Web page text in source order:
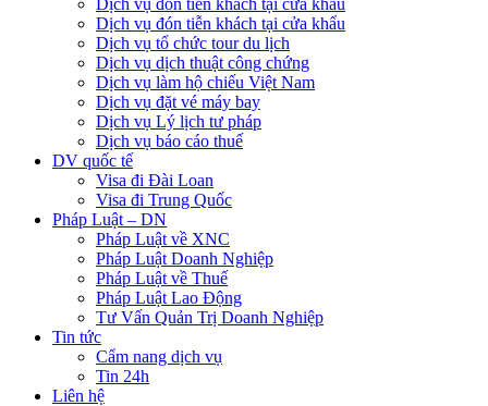
Dịch vụ đón tiễn khách tại cửa khẩu
Dịch vụ đón tiễn khách tại cửa khẩu
Dịch vụ tổ chức tour du lịch
Dịch vụ dịch thuật công chứng
Dịch vụ làm hộ chiếu Việt Nam
Dịch vụ đặt vé máy bay
Dịch vụ Lý lịch tư pháp
Dịch vụ báo cáo thuế
DV quốc tế
Visa đi Đài Loan
Visa đi Trung Quốc
Pháp Luật – DN
Pháp Luật về XNC
Pháp Luật Doanh Nghiệp
Pháp Luật về Thuế
Pháp Luật Lao Động
Tư Vấn Quản Trị Doanh Nghiệp
Tin tức
Cẩm nang dịch vụ
Tin 24h
Liên hệ